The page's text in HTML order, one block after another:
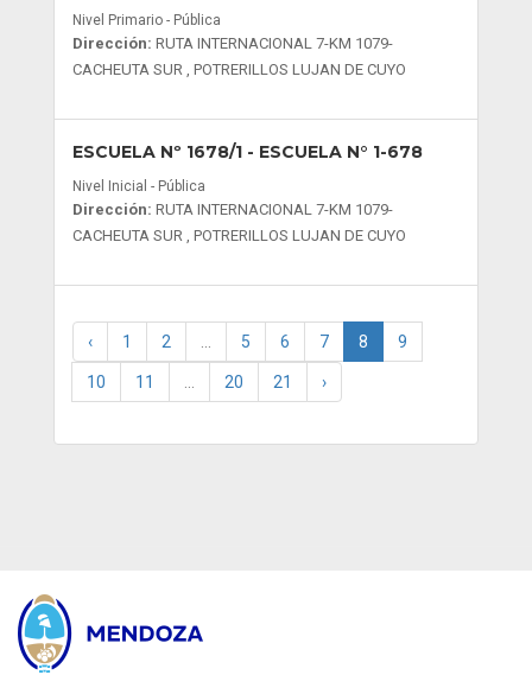
Nivel Primario - Pública
Dirección: RUTA INTERNACIONAL 7-KM 1079-
CACHEUTA SUR , POTRERILLOS LUJAN DE CUYO
ESCUELA Nº 1678/1- ESCUELA N° 1-678
Nivel Inicial - Pública
Dirección: RUTA INTERNACIONAL 7-KM 1079-
CACHEUTA SUR , POTRERILLOS LUJAN DE CUYO
‹ 1 2 5 6 7 8 9
10 11 20 21 ›